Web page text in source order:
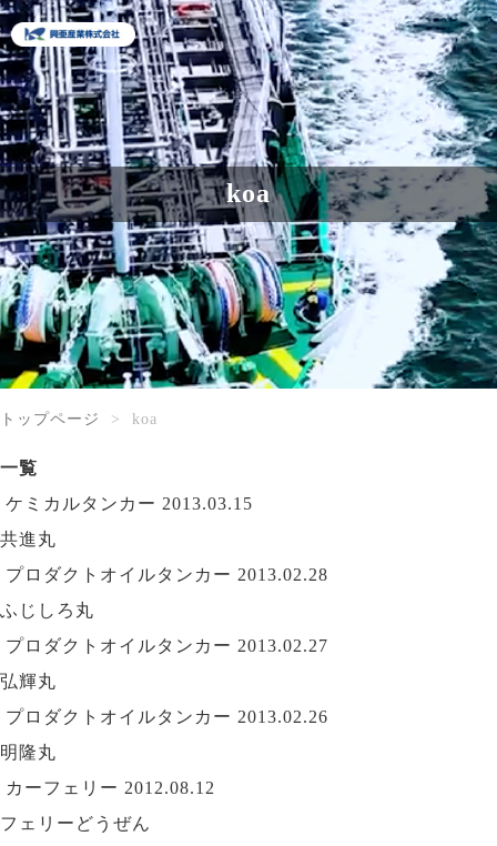
koa
トップページ koa
一覧
ケミカルタンカー 2013.03.15
共進丸
プロダクトオイルタンカー 2013.02.28
ふじしろ丸
プロダクトオイルタンカー 2013.02.27
弘輝丸
プロダクトオイルタンカー 2013.02.26
明隆丸
カーフェリー 2012.08.12
フェリーどうぜん